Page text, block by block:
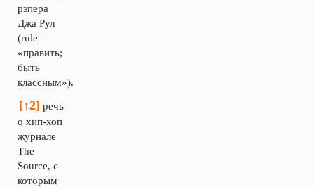
рэпера
Джа Рул
(rule —
«править;
быть
классным»).
[↑2] речь
о хип-хоп
журнале
The
Source, с
которым